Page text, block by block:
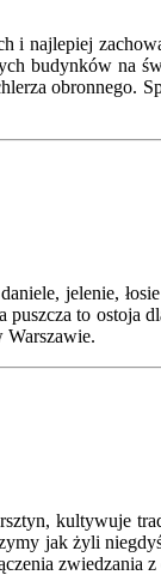
najlepiej
budynków
obronnego.
jelenie,
to
Warszawie.
kultywuje
jak żyli
zwiedzania